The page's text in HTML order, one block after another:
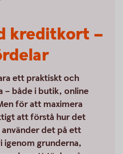
kreditkort –
ett praktiskt och
– både i butik, online
för att maximera
att förstå hur det
det på ett
igenom grunderna,